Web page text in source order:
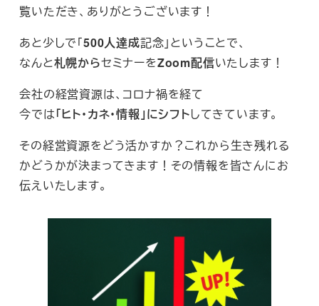
覧いただき、ありがとうございます！
あと少しで「500人達成記念」ということで、
なんと札幌からセミナーをZoom配信いたします！
会社の経営資源は、コロナ禍を経て
今では「ヒト・カネ・情報」にシフトしてきています。
その経営資源をどう活かすか？これから生き残れる
かどうかが決まってきます！その情報を皆さんにお
伝えいたします。